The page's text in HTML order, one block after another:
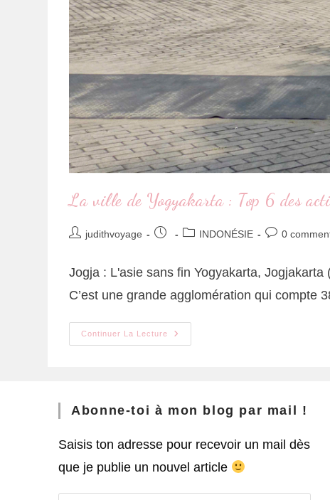
La ville de Yogyakarta : Top 6 des
judithvoyage INDONÉSIE 0
Jogja : L'asie sans fin Yogyakarta,
C’est une grande agglomération qui compte
Continuer La Lecture
Abonne-toi à mon blog par mail !
Saisis ton adresse pour recevoir un mail dès
que je publie un nouvel article